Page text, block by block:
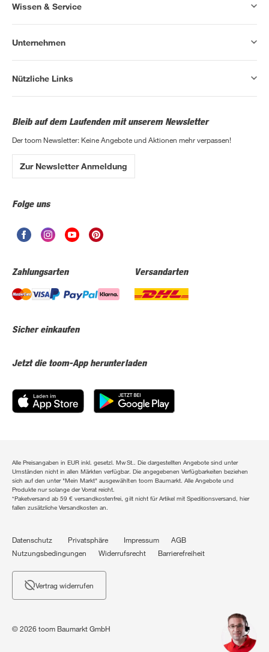
Wissen & Service
Unternehmen
Nützliche Links
Bleib auf dem Laufenden mit unserem Newsletter
Der toom Newsletter: Keine Angebote und Aktionen mehr verpassen!
Zur Newsletter Anmeldung
Folge uns
Zahlungsarten Versandarten
Sicher einkaufen
Jetzt die toom-App herunterladen
Alle Preisangaben in EUR inkl. gesetzl. MwSt.. Die dargestellten Angebote sind unter
Umständen nicht in allen Märkten verfügbar. Die angegebenen Verfügbarkeiten beziehen
sich auf den unter "Mein Markt" ausgewählten toom Baumarkt. Alle Angebote und
Produkte nur solange der Vorrat reicht.
*Paketversand ab 59 € versandkostenfrei, gilt nicht für Artikel mit Speditionsversand, hier
fallen zusätzliche Versandkosten an.
Datenschutz Privatsphäre Impressum
AGB
Nutzungsbedingungen
Widerrufsrecht Barrierefreiheit
Vertrag widerrufen
© 2026 toom Baumarkt GmbH